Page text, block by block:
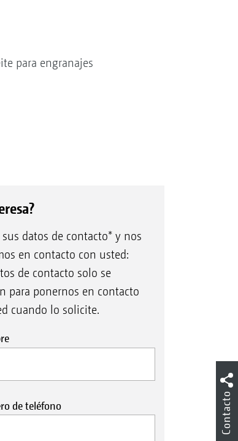
para engranajes
sus datos de contacto* y nos
en contacto con usted:
de contacto solo se
para ponernos en contacto
cuando lo solicite.
de teléfono Contacto